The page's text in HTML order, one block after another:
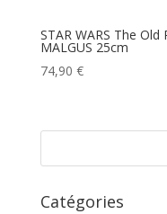
STAR WARS The
MALGUS 25cm
74,90 €
Catégories